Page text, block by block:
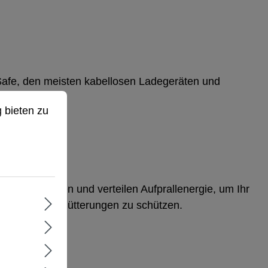
den meisten kabellosen Ladegeräten und
Pay.
absorbieren und verteilen Aufprallenergie, um Ihr
und Erschütterungen zu schützen.
zu können.
bieten zu